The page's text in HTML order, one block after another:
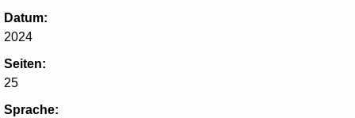
Datum:
2024
Seiten:
25
Sprache: